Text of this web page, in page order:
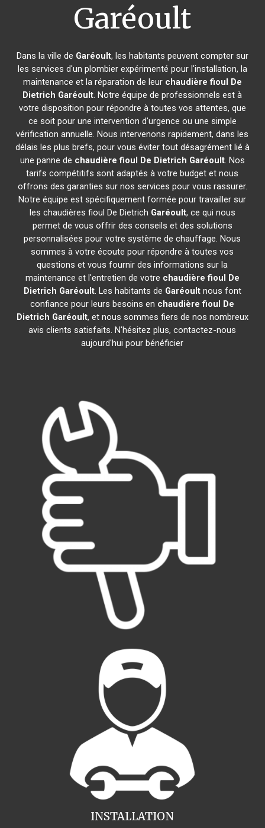
Garéoult
Dans la ville de Garéoult, les habitants peuvent compter sur
les services d'un plombier expérimenté pour l'installation, la
maintenance et la réparation de leur chaudière fioul De
Dietrich Garéoult. Notre équipe de professionnels est à
votre disposition pour répondre à toutes vos attentes, que
ce soit pour une intervention d'urgence ou une simple
vérification annuelle. Nous intervenons rapidement, dans les
délais les plus brefs, pour vous éviter tout désagrément lié à
une panne de chaudière fioul De Dietrich Garéoult. Nos
tarifs compétitifs sont adaptés à votre budget et nous
offrons des garanties sur nos services pour vous rassurer.
Notre équipe est spécifiquement formée pour travailler sur
les chaudières fioul De Dietrich Garéoult, ce qui nous
permet de vous offrir des conseils et des solutions
personnalisées pour votre système de chauffage. Nous
sommes à votre écoute pour répondre à toutes vos
questions et vous fournir des informations sur la
maintenance et l'entretien de votre chaudière fioul De
Dietrich Garéoult. Les habitants de Garéoultnous font
confiance pour leurs besoins en chaudière fioul De
Dietrich Garéoult, et nous sommes fiers de nos nombreux
avis clients satisfaits. N'hésitez plus, contactez-nous
aujourd'hui pour bénéficier
INSTALLATION